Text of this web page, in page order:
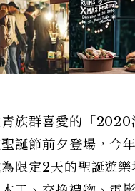
族群喜愛的「2020
誕節前夕登場，今
限定2天的聖誕遊